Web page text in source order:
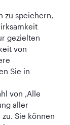
Business Class
Lounge
zu speichern,
gezielten
von
Sie in
von ‚Alle
aller
Sie können